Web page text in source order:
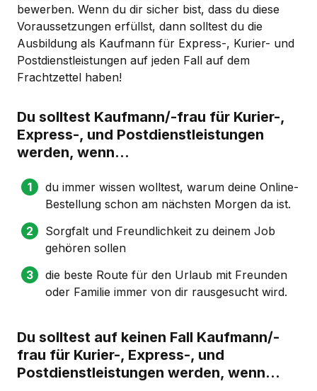
bewerben. Wenn du dir sicher bist, dass du diese
Voraussetzungen erfüllst, dann solltest du die
Ausbildung als Kaufmann für Express-, Kurier- und
Postdienstleistungen auf jeden Fall auf dem
Frachtzettel haben!
Du solltest Kaufmann/-frau für Kurier-,
Express-, und Postdienstleistungen
werden, wenn...
du immer wissen wolltest, warum deine Online-
Bestellung schon am nächsten Morgen da ist.
Sorgfalt und Freundlichkeit zu deinem Job
gehören sollen
die beste Route für den Urlaub mit Freunden
oder Familie immer von dir rausgesucht wird.
Du solltest auf keinen Fall Kaufmann/-
frau für Kurier-, Express-, und
Postdienstleistungen werden, wenn...